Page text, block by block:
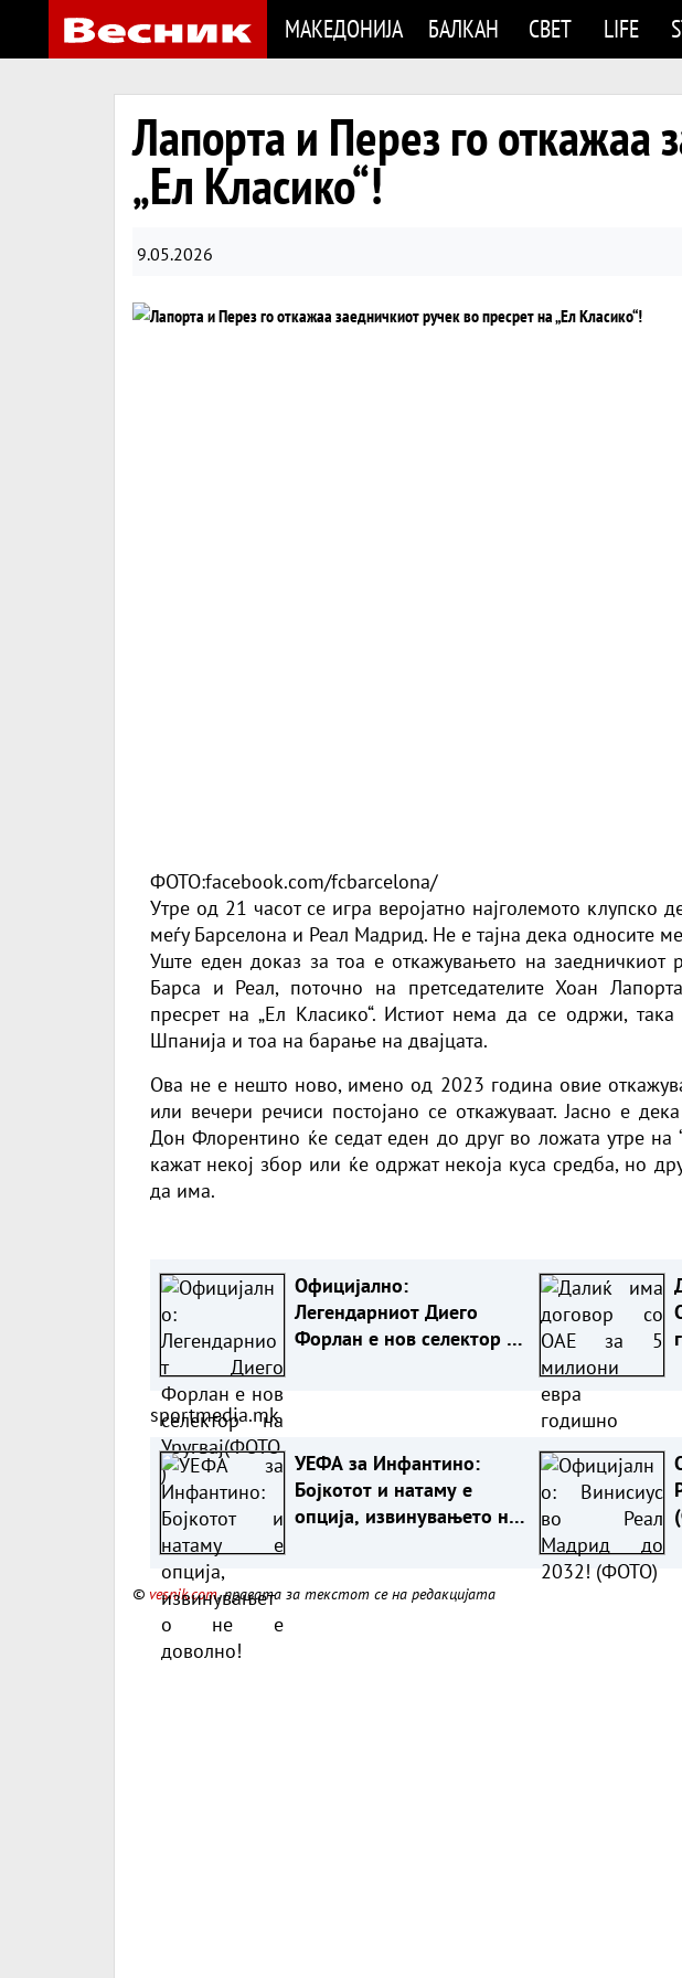
МАКЕДОНИЈА БАЛКАН СВЕТ LIFE
Лапорта и Перез го откажаа
„Ел Класико“!
9.05.2026
ФОТО:facebook.com/fcbarcelona/
Утре од 21 часот се игра веројатно најголемото клупско
меѓу Барселона и Реал Мадрид. Не е тајна дека односите
Уште еден доказ за тоа е откажувањето на заедничкиот
Барса и Реал, поточно на претседателите Хоан
пресрет на „Ел Класико“. Истиот нема да се одржи,
Шпанија и тоа на барање на двајцата.
Ова не е нешто ново, имено од 2023 година овие
или вечери речиси постојано се откажуваат. Јасно е
Дон Флорентино ќе седат еден до друг во ложата утре на
кажат некој збор или ќе одржат некоја куса средба, но
да има.
Официјално:
Легендарниот Диего
Форлан е нов селектор на
sportmedia.mk
УЕФА за Инфантино:
Бојкотот и натаму е
опција, извинувањето не
© vesnik.com, правата за текстот се на редакцијата